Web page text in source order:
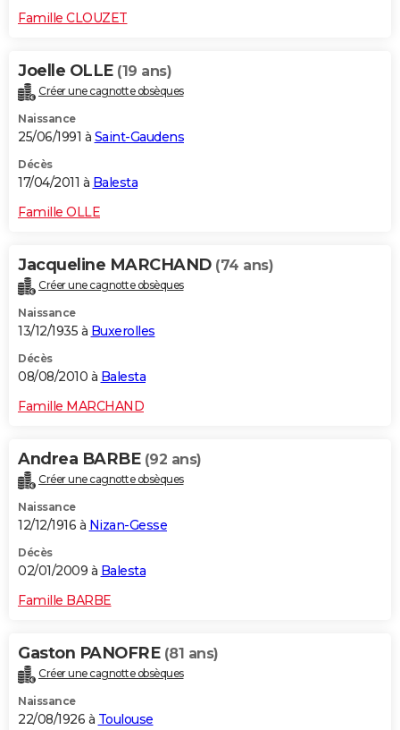
Famille CLOUZET
Joelle OLLE (19 ans)
Créer une cagnotte obsèques
Naissance
25/06/1991 à Saint-Gaudens
Décès
17/04/2011 à Balesta
Famille OLLE
Jacqueline MARCHAND (74 ans)
Créer une cagnotte obsèques
Naissance
13/12/1935 à Buxerolles
Décès
08/08/2010 à Balesta
Famille MARCHAND
Andrea BARBE (92 ans)
Créer une cagnotte obsèques
Naissance
12/12/1916 à Nizan-Gesse
Décès
02/01/2009 à Balesta
Famille BARBE
Gaston PANOFRE (81 ans)
Créer une cagnotte obsèques
Naissance
22/08/1926 à Toulouse